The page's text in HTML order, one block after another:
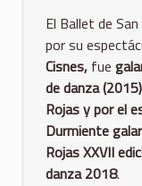
El Ballet de
por su
Cisnes, fue
de danza
Rojas y por el
Durmiente
Rojas XXVII
danza 2018.